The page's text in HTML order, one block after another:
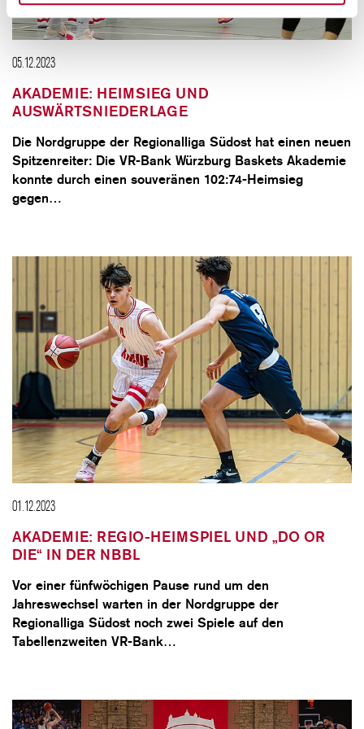
05.12.2023
AKADEMIE: HEIMSIEG UND
AUSWÄRTSNIEDERLAGE
Die Nordgruppe der Regionalliga Südost hat einen neuen
Spitzenreiter: Die VR-Bank Würzburg Baskets Akademie
konnte durch einen souveränen 102:74-Heimsieg
gegen…
01.12.2023
AKADEMIE: REGIO-HEIMSPIEL UND „DO OR
DIE“ IN DER NBBL
Vor einer fünfwöchigen Pause rund um den
Jahreswechsel warten in der Nordgruppe der
Regionalliga Südost noch zwei Spiele auf den
Tabellenzweiten VR-Bank…